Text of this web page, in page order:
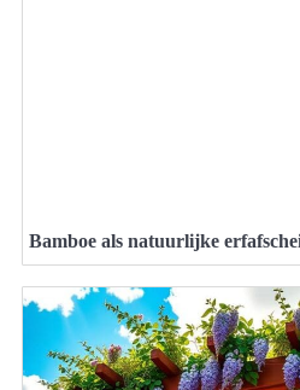
Bamboe als natuurlijke